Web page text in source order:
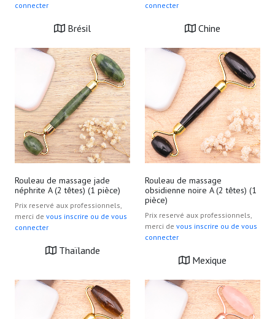
connecter
Brésil
connecter
Chine
Rouleau de massage jade
néphrite A (2 têtes) (1 pièce)
Prix reservé aux professionnels,
merci de vous inscrire ou de vous
connecter
Thaïlande
Rouleau de massage
obsidienne noire A (2 têtes) (1
pièce)
Prix reservé aux professionnels,
merci de vous inscrire ou de vous
connecter
Mexique